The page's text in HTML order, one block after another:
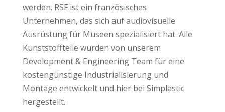
werden. RSF ist ein französisches
Unternehmen, das sich auf audiovisuelle
Ausrüstung für Museen spezialisiert hat. Alle
Kunststoffteile wurden von unserem
Development & Engineering Team für eine
kostengünstige Industrialisierung und
Montage entwickelt und hier bei Simplastic
hergestellt.